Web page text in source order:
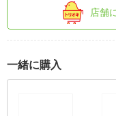
店舗
一緒に購入